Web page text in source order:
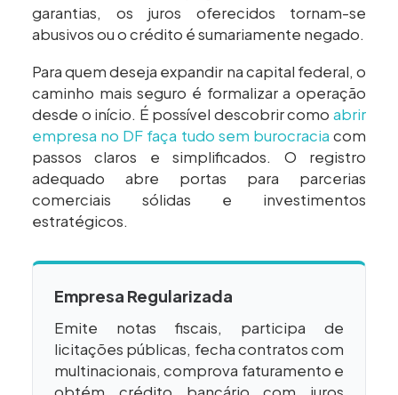
garantias, os juros oferecidos tornam-se
abusivos ou o crédito é sumariamente negado.
Para quem deseja expandir na capital federal, o
caminho mais seguro é formalizar a operação
desde o início. É possível descobrir como abrir
empresa no DF faça tudo sem burocracia com
passos claros e simplificados. O registro
adequado abre portas para parcerias
comerciais sólidas e investimentos
estratégicos.
Empresa Regularizada
Emite notas fiscais, participa de
licitações públicas, fecha contratos com
multinacionais, comprova faturamento e